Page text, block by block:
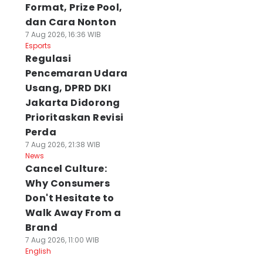
Format, Prize Pool,
dan Cara Nonton
7 Aug 2026, 16:36 WIB
Esports
Regulasi
Pencemaran Udara
Usang, DPRD DKI
Jakarta Didorong
Prioritaskan Revisi
Perda
7 Aug 2026, 21:38 WIB
News
Cancel Culture:
Why Consumers
Don't Hesitate to
Walk Away From a
Brand
7 Aug 2026, 11:00 WIB
English